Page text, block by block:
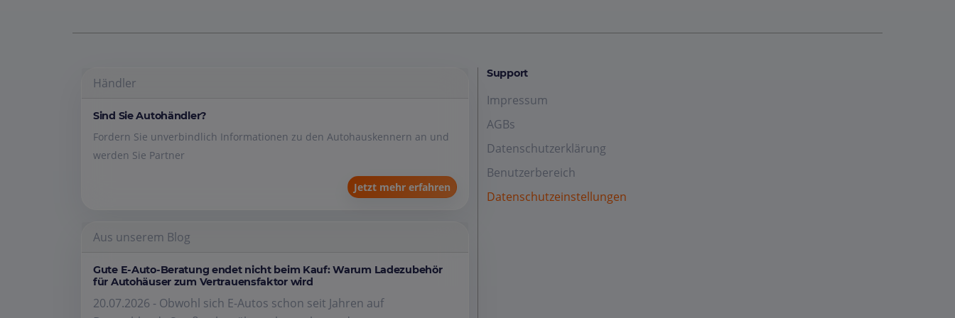
Händler
Sind Sie Autohändler?
Fordern Sie unverbindlich Informationen zu den Autohauskennern an und
werden Sie Partner
Jetzt mehr erfahren
Aus unserem Blog
Gute E-Auto-Beratung endet nicht beim Kauf: Warum Ladezubehör
für Autohäuser zum Vertrauensfaktor wird
20.07.2026 - Obwohl sich E-Autos schon seit Jahren auf
Support
Impressum
AGBs
Datenschutzerklärung
Benutzerbereich
Datenschutzeinstellungen